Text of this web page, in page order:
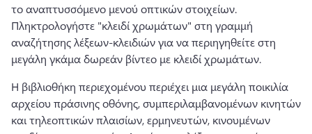
Πληκτρολογήστε "κλειδί χρωμάτων" στη γραμμή
αναζήτησης λέξεων-κλειδιών για να περιηγηθείτε στη
μεγάλη γκάμα δωρεάν βίντεο με κλειδί χρωμάτων.
Η βιβλιοθήκη περιεχομένου περιέχει μια μεγάλη ποικιλία
αρχείου πράσινης οθόνης, συμπεριλαμβανομένων κινητών
και τηλεοπτικών πλαισίων, ερμηνευτών, κινουμένων